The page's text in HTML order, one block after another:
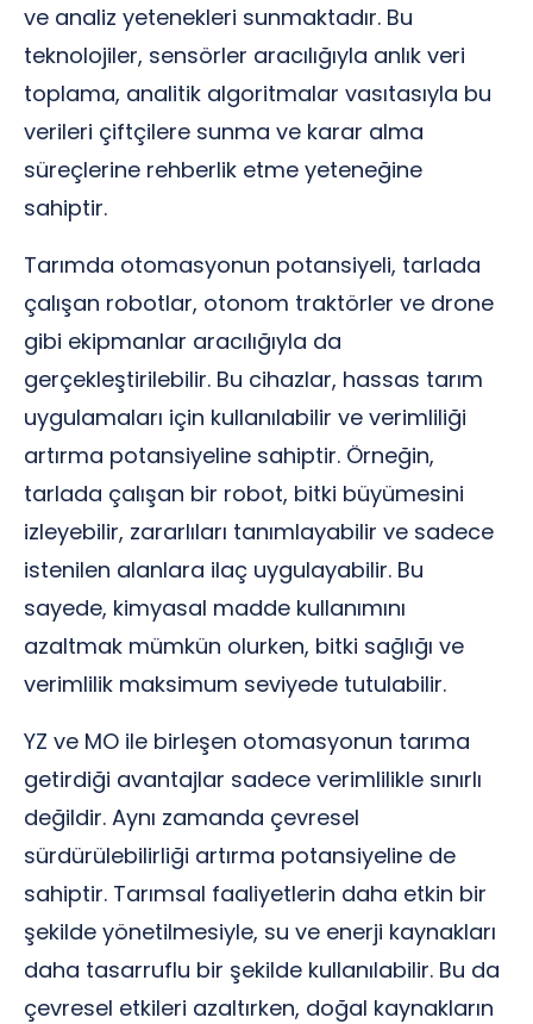
ve analiz yetenekleri sunmaktadır. Bu
teknolojiler, sensörler aracılığıyla anlık veri
toplama, analitik algoritmalar vasıtasıyla bu
verileri çiftçilere sunma ve karar alma
süreçlerine rehberlik etme yeteneğine
sahiptir.
Tarımda otomasyonun potansiyeli, tarlada
çalışan robotlar, otonom traktörler ve drone
gibi ekipmanlar aracılığıyla da
gerçekleştirilebilir. Bu cihazlar, hassas tarım
uygulamaları için kullanılabilir ve verimliliği
artırma potansiyeline sahiptir. Örneğin,
tarlada çalışan bir robot, bitki büyümesini
izleyebilir, zararlıları tanımlayabilir ve sadece
istenilen alanlara ilaç uygulayabilir. Bu
sayede, kimyasal madde kullanımını
azaltmak mümkün olurken, bitki sağlığı ve
verimlilik maksimum seviyede tutulabilir.
YZ ve MO ile birleşen otomasyonun tarıma
getirdiği avantajlar sadece verimlilikle sınırlı
değildir. Aynı zamanda çevresel
sürdürülebilirliği artırma potansiyeline de
sahiptir. Tarımsal faaliyetlerin daha etkin bir
şekilde yönetilmesiyle, su ve enerji kaynakları
daha tasarruflu bir şekilde kullanılabilir. Bu da
çevresel etkileri azaltırken, doğal kaynakların